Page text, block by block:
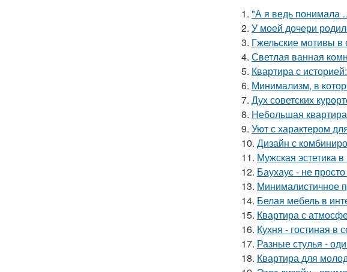
1. "А я ведь понимала
2. У моей дочери
3. Гжельские мотивы
4. Светлая ванная
5. Квартира с
6. Минимализм, в
7. Дух советских
8. Небольшая
9. Уют с характером
10. Дизайн с
11. Мужская эстетика
12. Баухаус - не
13. Минималистичное
14. Белая мебель в
15. Квартира с
16. Кухня - гостиная в
17. Разные стулья -
18. Квартира для